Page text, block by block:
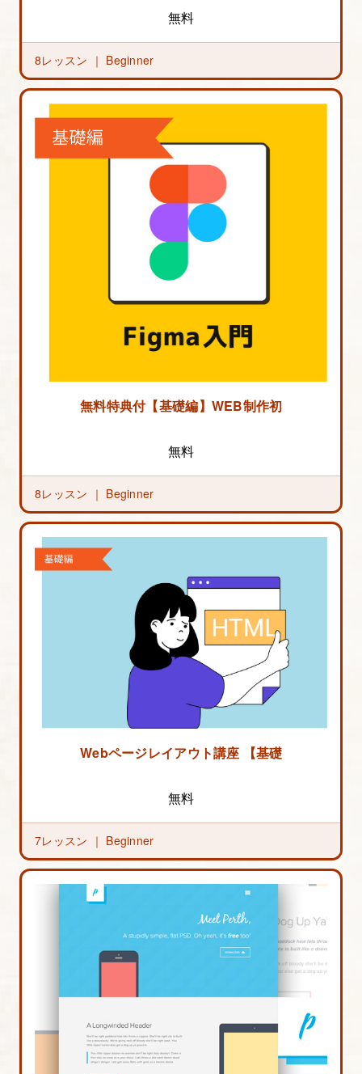
無料
8レッスン ｜ Beginner
無料特典付【基礎編】WEB制作初心者のため
無料
8レッスン ｜ Beginner
Webページレイアウト講座 【基礎編】
無料
7レッスン ｜ Beginner